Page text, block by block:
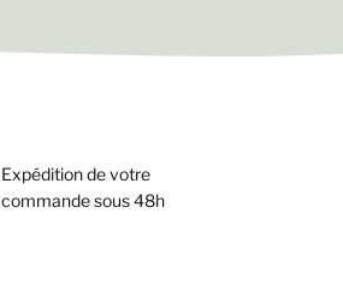
Expédition de votre
commande sous 48h